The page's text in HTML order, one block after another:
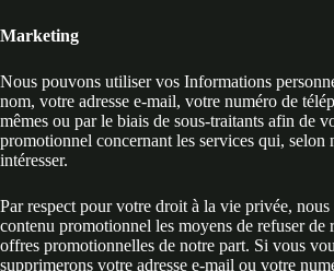
Marketing
Nous pouvons utiliser vos Informations
nom, votre adresse e-mail, votre numéro de
mêmes ou par le biais de sous-traitants afin de
promotionnel concernant les services qui, selon
intéresser.
Par respect pour votre droit à la vie privée,
contenu promotionnel les moyens de refuser de
offres promotionnelles de notre part. Si vous
supprimerons votre adresse e-mail ou votre